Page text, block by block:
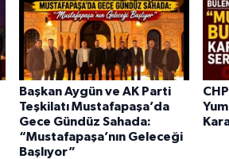
Başkan Aygün ve AK Parti
Teşkilatı Mustafapaşa’da
Gece Gündüz Sahada:
“Mustafapaşa’nın Geleceği
Başlıyor”